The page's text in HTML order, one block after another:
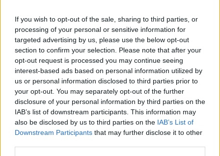
If you wish to opt-out of the sale, sharing to third parties, or
processing of your personal or sensitive information for
targeted advertising by us, please use the below opt-out
section to confirm your selection. Please note that after your
opt-out request is processed you may continue seeing
interest-based ads based on personal information utilized by
us or personal information disclosed to third parties prior to
your opt-out. You may separately opt-out of the further
disclosure of your personal information by third parties on the
IAB’s list of downstream participants. This information may
also be disclosed by us to third parties on the IAB’s List of
Downstream Participants that may further disclose it to other
Ver perfil
@musicapuntocom Ver perfil